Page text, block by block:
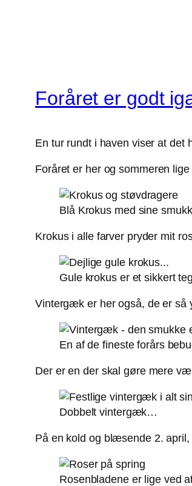
Foråret er godt
En tur rundt i haven viser at det
Foråret er her og sommeren
Blå Krokus med sine
Krokus i alle farver pryder mit
Gule krokus er et sikkert
Vintergæk er her også, de er
En af de fineste forårs
Der er en der skal gøre mere
Dobbelt vintergæk…
På en kold og blæsende 2.
Rosenbladene er lige ved